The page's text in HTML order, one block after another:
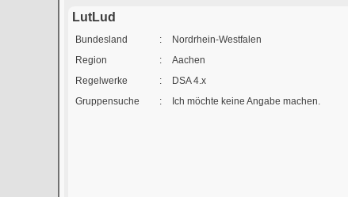
LutLud
Bundesland :
Nordrhein-Westfalen
Region
:
Aachen
Regelwerke
:
DSA 4.x
Gruppensuche
: Ich möchte keine Angabe machen.